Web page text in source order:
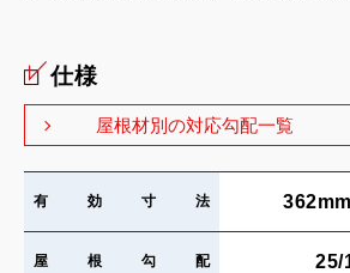
仕様
屋根材別の対応勾配一覧
有効寸法
屋根勾配 25/